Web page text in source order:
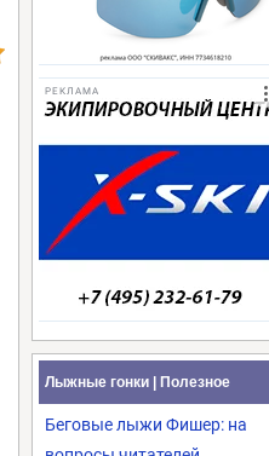
РЕКЛАМА
Лыжные гонки | Полезное
Беговые лыжи Фишер: на